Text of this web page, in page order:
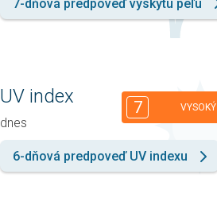
7-dňová predpoveď výskytu peľu
UV index
dnes
7 VYSOKÝ
6-dňová predpoveď UV indexu